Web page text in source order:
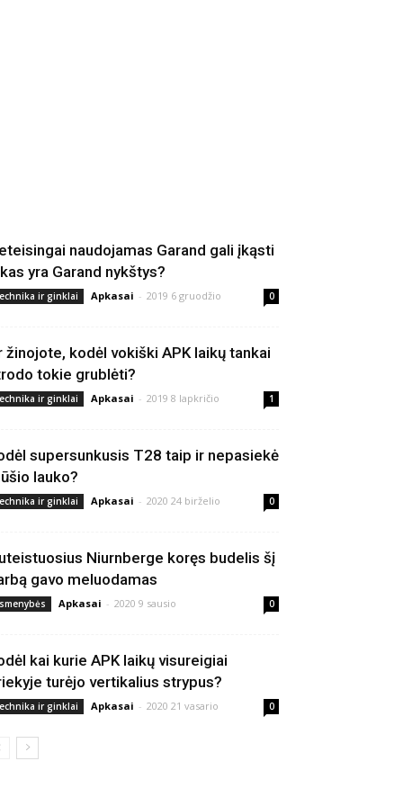
naudojamas Garand gali įkąsti
yra Garand nykštys?
ir ginklai Apkasai - 2019 6 gruodžio 0
žinojote, kodėl vokiški APK laikų tankai
tokie grublėti?
ir ginklai Apkasai - 2019 8 lapkričio 1
supersunkusis T28 taip ir nepasiekė
lauko?
ir ginklai Apkasai - 2020 24 birželio 0
Niurnberge koręs budelis šį
gavo meluodamas
Apkasai - 2020 9 sausio 0
kai kurie APK laikų visureigiai
turėjo vertikalius strypus?
ir ginklai Apkasai - 2020 21 vasario 0